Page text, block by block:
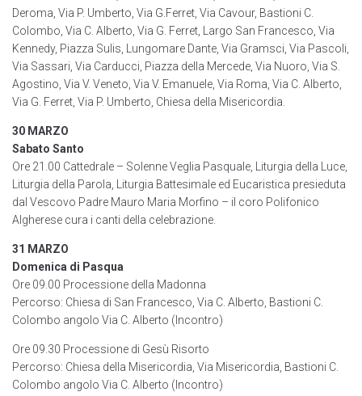
Deroma, Via P. Umberto, Via G.Ferret, Via Cavour, Bastioni C.
Colombo, Via C. Alberto, Via G. Ferret, Largo San Francesco, Via
Kennedy, Piazza Sulis, Lungomare Dante, Via Gramsci, Via Pascoli,
Via Sassari, Via Carducci, Piazza della Mercede, Via Nuoro, Via S.
Agostino, Via V. Veneto, Via V. Emanuele, Via Roma, Via C. Alberto,
Via G. Ferret, Via P. Umberto, Chiesa della Misericordia.
30 MARZO
Sabato Santo
Ore 21.00 Cattedrale – Solenne Veglia Pasquale, Liturgia della Luce,
Liturgia della Parola, Liturgia Battesimale ed Eucaristica presieduta
dal Vescovo Padre Mauro Maria Morfino – il coro Polifonico
Algherese cura i canti della celebrazione.
31 MARZO
Domenica di Pasqua
Ore 09.00 Processione della Madonna
Percorso: Chiesa di San Francesco, Via C. Alberto, Bastioni C.
Colombo angolo Via C. Alberto (Incontro)
Ore 09.30 Processione di Gesù Risorto
Percorso: Chiesa della Misericordia, Via Misericordia, Bastioni C.
Colombo angolo Via C. Alberto (Incontro)